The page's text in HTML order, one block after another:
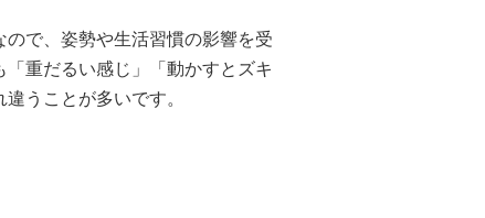
で、姿勢や生活習慣の影響を受
重だるい感じ」「動かすとズキ
うことが多いです。